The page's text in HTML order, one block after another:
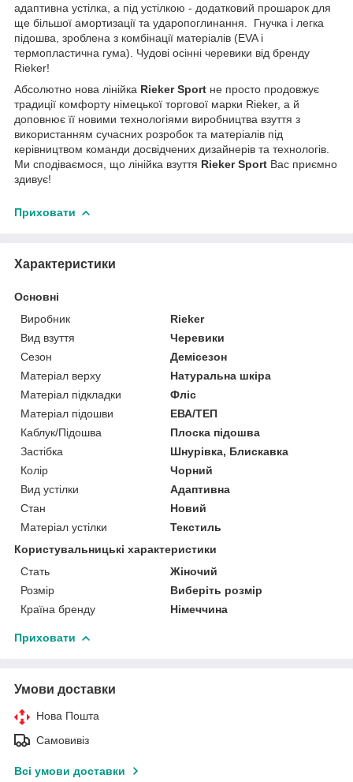
адаптивна устілка, а під устілкою - додатковий прошарок для
ще більшої амортизації та ударопоглинання. Гнучка і легка
підошва, зроблена з комбінації матеріалів (EVA і
термопластична гума). Чудові осінні черевики від бренду
Rieker!
Абсолютно нова лінійка Rieker Sport не просто продовжує
традиції комфорту німецької торгової марки Rieker, а й
доповнює її новими технологіями виробництва взуття з
використанням сучасних розробок та матеріалів під
керівництвом команди досвідчених дизайнерів та технологів.
Ми сподіваємося, що лінійка взуття Rieker Sport Вас приємно
здивує!
Приховати
Характеристики
Основні
Виробник
Rieker
Вид взуття
Черевики
Сезон
Демісезон
Матеріал верху
Натуральна шкіра
Матеріал підкладки
Фліс
Матеріал підошви
ЕВА/ТЕП
Каблук/Підошва
Плоска підошва
Застібка
Шнурівка, Блискавка
Колір
Чорний
Вид устілки
Адаптивна
Стан
Новий
Матеріал устілки
Текстиль
Користувальницькі характеристики
Стать
Жіночий
Розмір
Виберіть розмір
Країна бренду
Німеччина
Приховати
Умови доставки
Нова Пошта
Самовивіз
Всі умови доставки